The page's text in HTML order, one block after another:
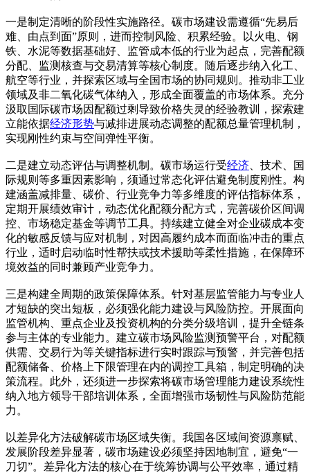
一是制定清晰的阶段性实施路径。碳市场建设需遵循“先易后
难、由点到面”原则，进而控制风险、积累经验。以火电、钢
铁、水泥等数据基础好、监管成本低的行业为起点，完善配额
分配、监测核查与交易清算等核心制度。随后逐步纳入化工、
航空等行业，并探索区域与全国市场的协同规则。推动非工业
领域及非二氧化碳气体纳入，形成全面覆盖的市场体系。充分
汲取国际碳市场因配额过剩导致价格失灵的经验教训，探索建
立能依据经济形势与减排进展动态调整的配额总量管理机制，
实现刚性约束与空间弹性平衡。
二是建立动态评估与调整机制。碳市场运行受经济 、技术、国
际规则等多重因素影响，须通过常态化评估避免制度刚性。构
建涵盖减排量、碳价、行业竞争力等多维度的评估指标体系，
定期开展绩效审计，动态优化配额分配方式，完善碳价区间调
控、市场稳定基金等调节工具。持续建立健全对企业碳成本变
化的敏感反馈与应对机制，对因高履约成本而面临冲击的重点
行业，适时启动临时性帮扶或技术援助等柔性措施，在保障环
境效益的同时兼顾产业竞争力。
三是构建全周期的政策保障体系。针对基层监管能力与专业人
才短缺的突出短板，必须强化能力建设与风险防控。开展面向
监管机构、重点企业及投资机构的分类分级培训，提升全链条
参与主体的专业能力。建立碳市场风险监测预警平台，对配额
供需、交易行为等关键指标进行实时跟踪与预警，并完善包括
配额储备、价格上下限管理在内的调控工具箱，制定明确的决
策流程。此外，还须进一步探索将碳市场管理能力建设系统性
纳入地方领导干部培训体系，全面增强市场韧性与风险防范能
力。
以差异化方法破解碳市场区域失衡。我国各区域间资源禀赋、
发展阶段差异显著，碳市场建设必须坚持因地制宜，避免“一
刀切”。差异化方法的核心在于统筹协调与公平效率，通过精